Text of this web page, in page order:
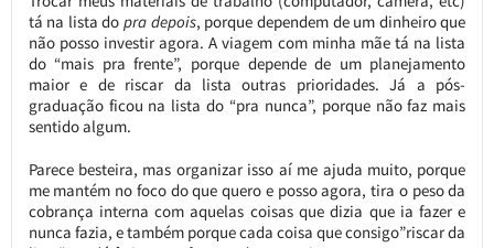
tá na lista dopra depois, porque dependem de um dinheiro que
não posso investir agora. A viagem com minha mãe tá na lista
do “mais pra frente”, porque depende de um planejamento
maior e de riscar da lista outras prioridades. Já a pós-
graduação ficou na lista do “pra nunca”, porque não faz mais
sentido algum.
Parece besteira, mas organizar isso aí me ajuda muito, porque
me mantém no foco do que quero e posso agora, tira o peso da
cobrança interna com aquelas coisas que dizia que ia fazer e
nunca fazia, e também porque cada coisa que consigo”riscar da